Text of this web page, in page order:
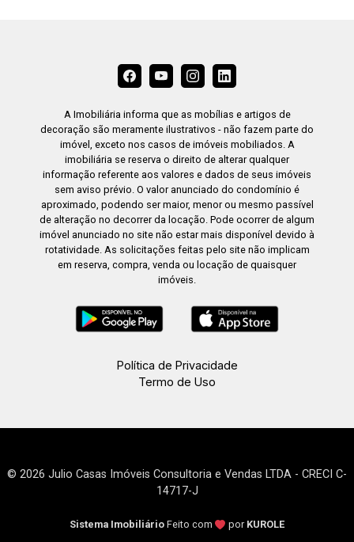
A Imobiliária informa que as mobílias e artigos de
decoração são meramente ilustrativos - não fazem parte do
imóvel, exceto nos casos de imóveis mobiliados. A
imobiliária se reserva o direito de alterar qualquer
informação referente aos valores e dados de seus imóveis
sem aviso prévio. O valor anunciado do condomínio é
aproximado, podendo ser maior, menor ou mesmo passível
de alteração no decorrer da locação. Pode ocorrer de algum
imóvel anunciado no site não estar mais disponível devido à
rotatividade. As solicitações feitas pelo site não implicam
em reserva, compra, venda ou locação de quaisquer
imóveis.
Política de Privacidade
Termo de Uso
© 2026 Julio Casas Imóveis Consultoria e Vendas LTDA - CRECI C-
14717-J
Sistema Imobiliário Feito com por KUROLE